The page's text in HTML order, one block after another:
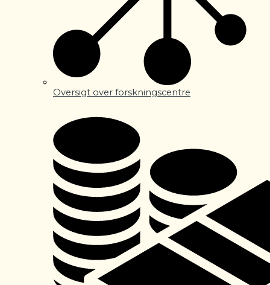
Oversigt over forskningscentre